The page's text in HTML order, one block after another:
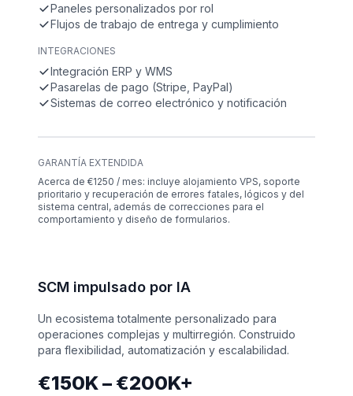
Paneles personalizados por rol
Flujos de trabajo de entrega y cumplimiento
INTEGRACIONES
Integración ERP y WMS
Pasarelas de pago (Stripe, PayPal)
Sistemas de correo electrónico y notificación
GARANTÍA EXTENDIDA
Acerca de €1250 / mes: incluye alojamiento VPS, soporte
prioritario y recuperación de errores fatales, lógicos y del
sistema central, además de correcciones para el
comportamiento y diseño de formularios.
SCM impulsado por IA
Un ecosistema totalmente personalizado para
operaciones complejas y multirregión. Construido
para flexibilidad, automatización y escalabilidad.
€150K – €200K+